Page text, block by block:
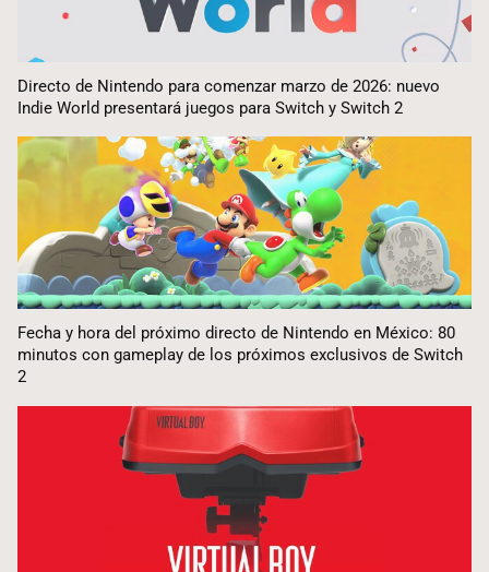
Directo de Nintendo para comenzar marzo de 2026: nuevo
Indie World presentará juegos para Switch y Switch 2
Fecha y hora del próximo directo de Nintendo en México: 80
minutos con gameplay de los próximos exclusivos de Switch
2